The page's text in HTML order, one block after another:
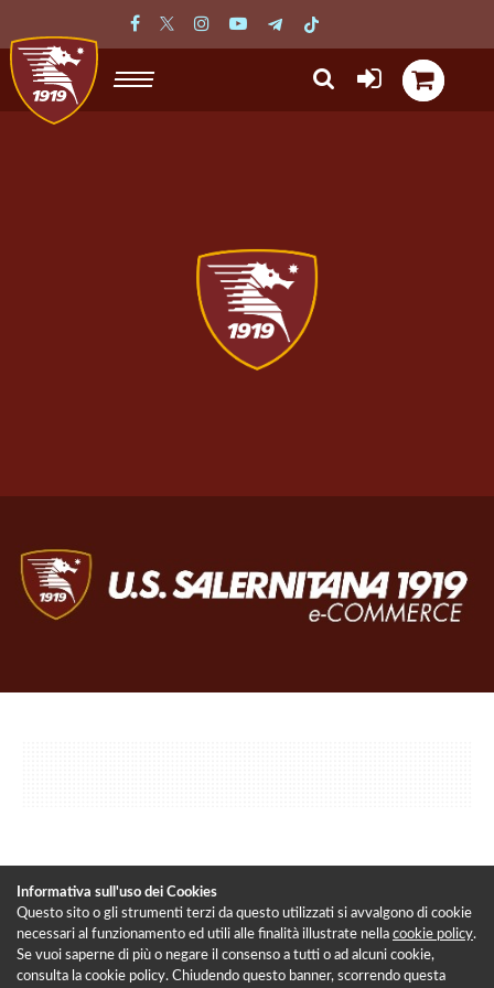
Informativa sull'uso dei Cookies
Questo sito o gli strumenti terzi da questo utilizzati si avvalgono di cookie
necessari al funzionamento ed utili alle finalità illustrate nella cookie policy.
Se vuoi saperne di più o negare il consenso a tutti o ad alcuni cookie,
consulta la cookie policy. Chiudendo questo banner, scorrendo questa